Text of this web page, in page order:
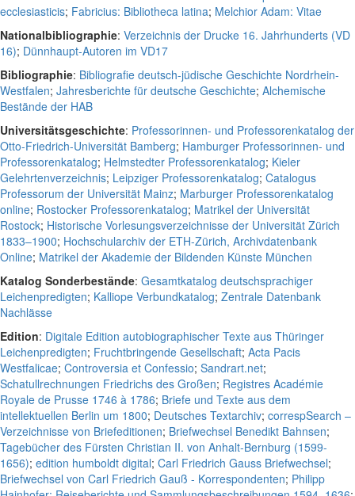
ecclesiasticis; Fabricius: Bibliotheca latina; Melchior Adam: Vitae
Nationalbibliographie: Verzeichnis der Drucke 16. Jahrhunderts (VD
16); Dünnhaupt-Autoren im VD17
Bibliographie: Bibliografie deutsch-jüdische Geschichte Nordrhein-
Westfalen; Jahresberichte für deutsche Geschichte; Alchemische
Bestände der HAB
Universitätsgeschichte: Professorinnen- und Professorenkatalog der
Otto-Friedrich-Universität Bamberg; Hamburger Professorinnen- und
Professorenkatalog; Helmstedter Professorenkatalog; Kieler
Gelehrtenverzeichnis; Leipziger Professorenkatalog; Catalogus
Professorum der Universität Mainz; Marburger Professorenkatalog
online; Rostocker Professorenkatalog; Matrikel der Universität
Rostock; Historische Vorlesungsverzeichnisse der Universität Zürich
1833–1900; Hochschularchiv der ETH-Zürich, Archivdatenbank
Online; Matrikel der Akademie der Bildenden Künste München
Katalog Sonderbestände: Gesamtkatalog deutschsprachiger
Leichenpredigten; Kalliope Verbundkatalog; Zentrale Datenbank
Nachlässe
Edition: Digitale Edition autobiographischer Texte aus Thüringer
Leichenpredigten; Fruchtbringende Gesellschaft; Acta Pacis
Westfalicae; Controversia et Confessio; Sandrart.net;
Schatullrechnungen Friedrichs des Großen; Registres Académie
Royale de Prusse 1746 à 1786; Briefe und Texte aus dem
intellektuellen Berlin um 1800; Deutsches Textarchiv; correspSearch –
Verzeichnisse von Briefeditionen; Briefwechsel Benedikt Bahnsen;
Tagebücher des Fürsten Christian II. von Anhalt-Bernburg (1599-
1656); edition humboldt digital; Carl Friedrich Gauss Briefwechsel;
Briefwechsel von Carl Friedrich Gauß - Korrespondenten; Philipp